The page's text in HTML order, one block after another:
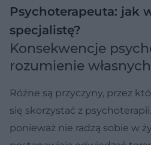
Psychoterapeuta: jak
specjalistę?
Konsekwencje
rozumienie
Różne są przyczyny, przez
się skorzystać z
ponieważ nie radzą sobie w